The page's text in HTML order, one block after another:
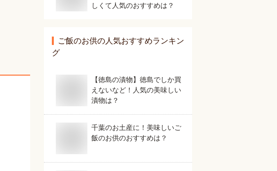
しくて人気のおすすめは？
ご飯のお供の人気おすすめランキン
グ
【徳島の漬物】徳島でしか買
えないなど！人気の美味しい
漬物は？
千葉のお土産に！美味しいご
飯のお供のおすすめは？